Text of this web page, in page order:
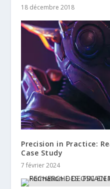
18 décembre 2018
Precision in Practice:
Case Study
7 février 2024